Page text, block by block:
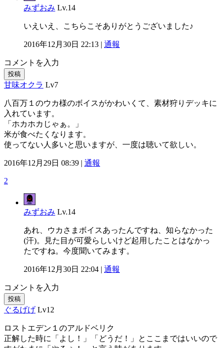
みずおみ Lv.14
いえいえ、こちらこそありがとうございました♪
2016年12月30日 22:13 | 通報
コメントを入力
投稿
甘味オクラ Lv7
八百万１のウカ様のボイスがかわいくて、素材狩りデッキに
入れています。
「ホカホカじゃぁ。」
米が食べたくなります。
使ってない人多いと思いますが、一度は聴いて欲しい。
2016年12月29日 08:39 | 通報
2
みずおみ Lv.14
あれ、ウカさまボイスあったんですね、知らなかった
(汗)。見た目が可愛らしいけど起用したことはなかっ
たですね。今度聞いてみます。
2016年12月30日 22:04 | 通報
コメントを入力
投稿
ぐるげげ Lv12
ロストエデン１のアルドベリク
正解した時に「よし！」「どうだ！」とここまではいいので